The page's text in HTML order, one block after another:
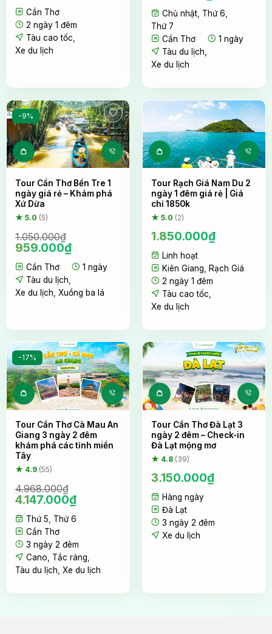
Ngoài tour này, công ty Nụ Cười Mê Kông còn có
tour An Giang nào khác không?
Tour du lịch miền Tây 3 ngày 2 đêm từ Sài Gòn
gốc
là:
2.250.000₫.
hiện
Cần Thơ
2 ngày 1 đêm
Tàu cao tốc,
Xe du lịch
là:
1.345.000₫.
hiện
tại
1.168.000₫.
Chủ nhật, Thứ 6,
Thứ 7
Cần Thơ
1 ngày
Tàu du lịch,
Xe du lịch
-9%
Tour Cần Thơ Bến Tre 1
ngày giá rẻ – Khám phá
Xứ Dừa
★ 5.0 (5)
1.050.000₫
Giá
là:
1.050.000₫.
959.000₫Giá
hiện
tại
959.000₫.
Cần Thơ
1 ngày
Tàu du lịch
Xe du lịch Xuồng ba lá
Tour Rạch Giá Nam Du 2
ngày 1 đêm giá rẻ | Giá
chỉ 1850k
★ 5.0 (2)
1.850.000₫
Linh hoạt
Kiên Giang Rạch Giá
2 ngày 1 đêm
Tàu cao tốc
Xe du lịch
-17%
Tour Cần Thơ Cà Mau An
Giang 3 ngày 2 đêm
khám phá các tỉnh miền
Tây
★ 4.9 (55)
4.968.000₫
Giá
là:
4.968.000₫.
4.147.000₫Giá
hiện
tại
4.147.000₫.
Thứ 5
Thứ 6
Cần Thơ
3 ngày 2 đêm
Cano
Tắc ráng
Tàu du lịch Xe du lịch
Tour Cần Thơ Đà Lạt 3
ngày 2 đêm – Check-in
Đà Lạt mộng mơ
★ 4.8 (39)
3.150.000₫
Hàng ngày
Đà Lạt
3 ngày 2 đêm
Xe du lịch